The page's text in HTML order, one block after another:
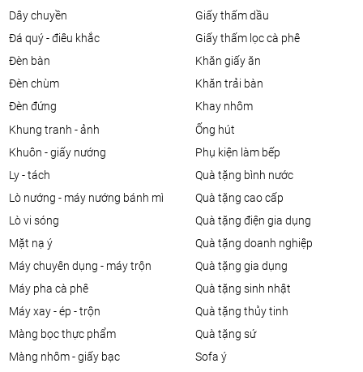
dây chuyền
đá quý - điêu khắc
đèn bàn
đèn chùm
đèn đứng
giấy thấm dầu
giấy thấm lọc cà phê
khăn giấy ăn
khăn trải bàn
khay nhôm
khung tranh - ảnh
khuôn - giấy nướng
ly - tách
lò nướng - máy nướng bánh mì
lò vi sóng
mặt nạ ý
máy chuyên dụng - máy trộn
máy pha cà phê
máy xay - ép - trộn
màng bọc thực phẩm
màng nhôm - giấy bạc
ống hút
phụ kiện làm bếp
quà tặng bình nước
quà tặng cao cấp
quà tặng điện gia dụng
quà tặng doanh nghiệp
quà tặng gia dụng
quà tặng sinh nhật
quà tặng thủy tinh
quà tặng sứ
sofa ý